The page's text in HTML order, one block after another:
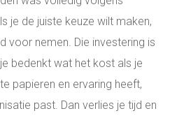
je de juiste keuze wilt maken,
voor nemen. Die investering is
bedenkt wat het kost als je
papieren en ervaring heeft,
past. Dan verlies je tijd en